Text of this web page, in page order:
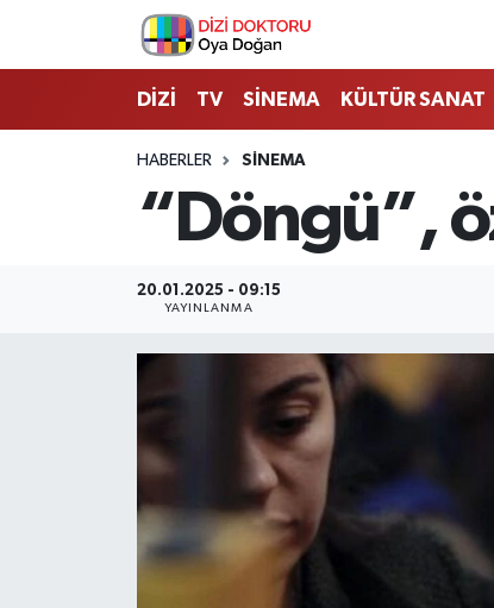
DİZİ TV SİNEMA KÜLTÜR SANAT
HABERLER SİNEMA
“Döngü”,
20.01.2025 - 09:15
YAYINLANMA
İstanbul Nöbetçi Eczaneler
İstanbul Hava Durumu
İstanbul Namaz Vakitleri
Tüm Manşetler
Son Dakika Haberleri
Haber Arşivi